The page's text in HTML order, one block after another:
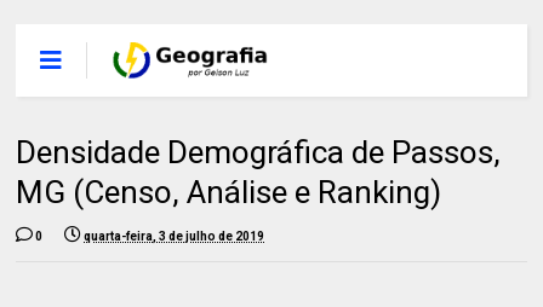
Densidade Demográfica de Passos,
MG (Censo, Análise e Ranking)
0 quarta-feira, 3 de julho de 2019